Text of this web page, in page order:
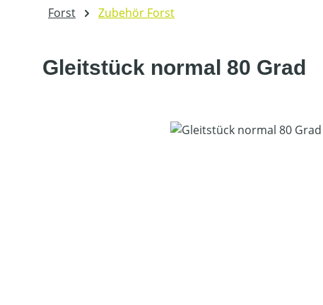
Forst Zubehör Forst
Gleitstück normal 80 Grad
Bildergalerie überspringen